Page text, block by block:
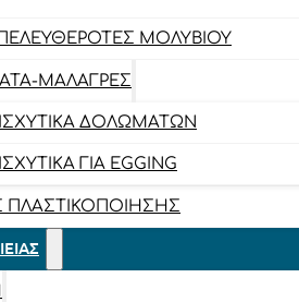
ΜΟΛΥΒΙΟΎ
ΜΑΛΆΓΡΕΣ
ΔΟΛΩΜΆΤΩΝ
ΓΙΑ EGGING
ΠΛΑΣΤΙΚΟΠΟΊΗΣΗΣ